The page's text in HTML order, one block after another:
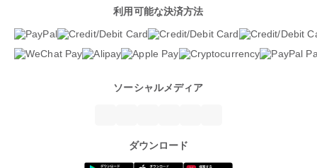
利用可能な決済方法
ソーシャルメディア
ダウンロード